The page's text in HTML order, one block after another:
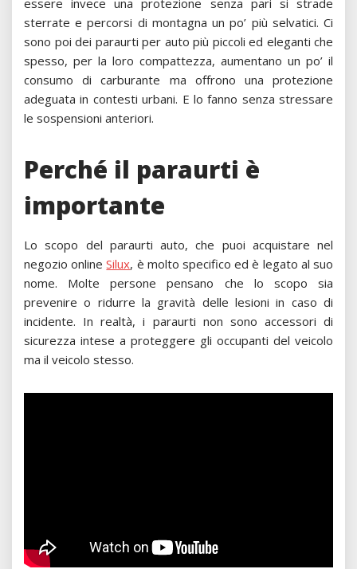
sterrate e percorsi di montagna un po’ più selvatici. Ci
sono poi dei paraurti per auto più piccoli ed eleganti che
spesso, per la loro compattezza, aumentano un po’ il
consumo di carburante ma offrono una protezione
adeguata in contesti urbani. E lo fanno senza stressare
le sospensioni anteriori.
Perché il paraurti è
importante
Lo scopo del paraurti auto, che puoi acquistare nel
negozio onlineSilux, è molto specifico ed è legato al suo
nome. Molte persone pensano che lo scopo sia
prevenire o ridurre la gravità delle lesioni in caso di
incidente. In realtà, i paraurti non sono accessori di
sicurezza intese a proteggere gli occupanti del veicolo
ma il veicolo stesso.